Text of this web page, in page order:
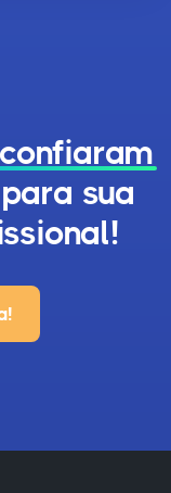
sua